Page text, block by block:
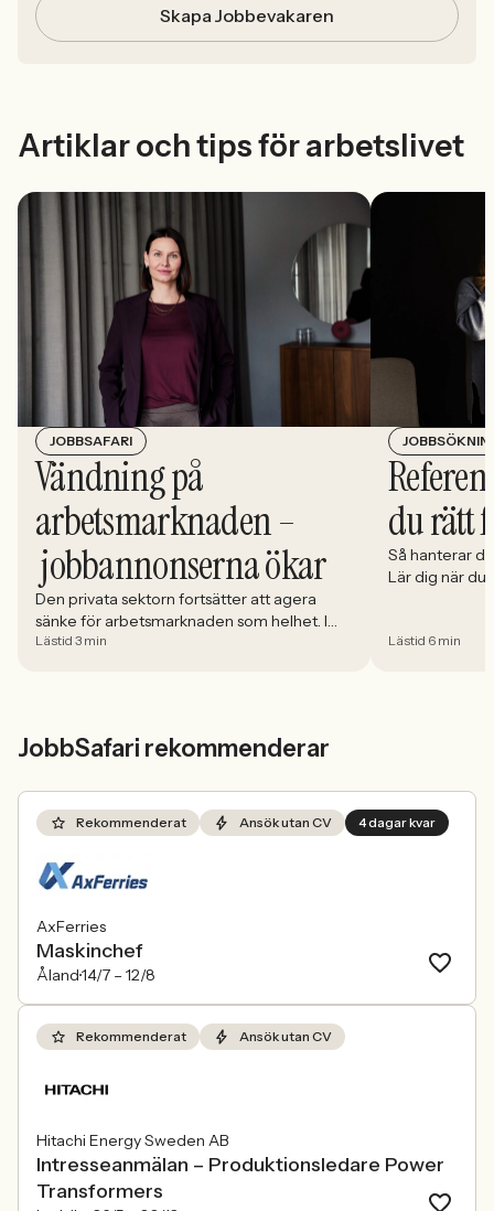
Skapa Jobbevakaren
Artiklar och tips för arbetslivet
JOBBSAFARI
Vändning på
arbetsmarknaden –
jobbannonserna ökar
Den privata sektorn fortsätter att agera
sänke för arbetsmarknaden som helhet. I
april minskade antalet jobbannonser i
Lästid 3 min
du rätt
Så hanterar
Lär dig när du
Lästid 6 min
JobbSafari rekommenderar
Rekommenderat Ansök utan CV 4 dagar kvar
AxFerries
Maskinchef
Åland14/7 – 12/8
Rekommenderat Ansök utan CV
Hitachi Energy Sweden AB
Intresseanmälan – Produktionsledare Power
Transformers